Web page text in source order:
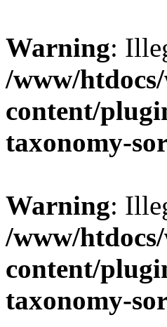
Warning:
/www/
content/
taxonomy-
Warning:
/www/
content/
taxonomy-